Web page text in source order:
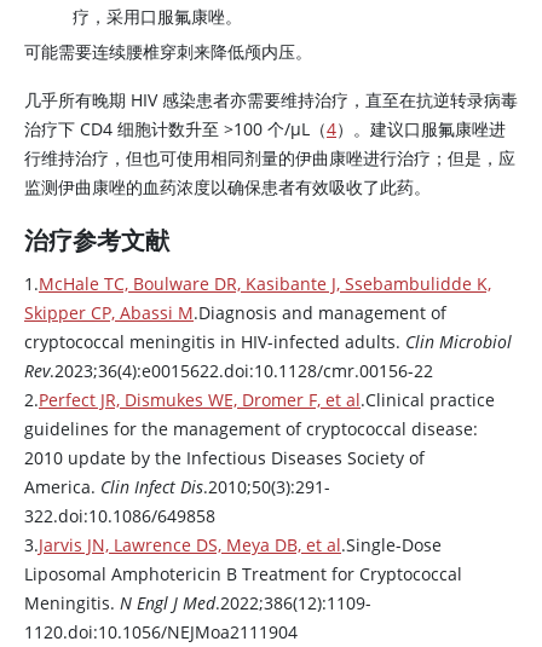
疗，采用口服氟康唑。
可能需要连续腰椎穿刺来降低颅内压。
几乎所有晚期 HIV 感染患者亦需要维持治疗，直至在抗逆转录病毒
治疗下 CD4 细胞计数升至 >100 个/μL（4）。建议口服氟康唑进
行维持治疗，但也可使用相同剂量的伊曲康唑进行治疗；但是，应
监测伊曲康唑的血药浓度以确保患者有效吸收了此药。
治疗参考文献
1.McHale TC, Boulware DR, Kasibante J, Ssebambulidde K,
Skipper CP, Abassi M.Diagnosis and management of
cryptococcal meningitis in HIV-infected adults. Clin Microbiol
Rev.2023;36(4):e0015622.doi:10.1128/cmr.00156-22
2.Perfect JR, Dismukes WE, Dromer F, et al.Clinical practice
guidelines for the management of cryptococcal disease:
2010 update by the Infectious Diseases Society of
America. Clin Infect Dis.2010;50(3):291-
322.doi:10.1086/649858
3.Jarvis JN, Lawrence DS, Meya DB, et al.Single-Dose
Liposomal Amphotericin B Treatment for Cryptococcal
Meningitis. N Engl J Med.2022;386(12):1109-
1120.doi:10.1056/NEJMoa2111904